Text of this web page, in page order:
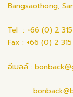
Bangsaothong,
Tel : +66 (0) 2
Fax : +66 (0) 2
อีเมลล์ :